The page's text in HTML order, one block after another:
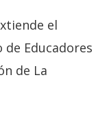
el
de Educadores
de La